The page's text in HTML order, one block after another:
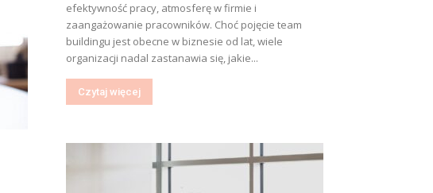
efektywność pracy, atmosferę w firmie i
zaangażowanie pracowników. Choć pojęcie team
buildingu jest obecne w biznesie od lat, wiele
organizacji nadal zastanawia się, jakie...
Czytaj więcej